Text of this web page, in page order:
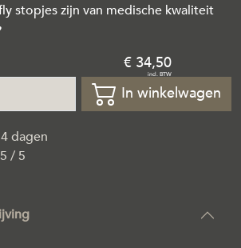
stopjes zijn van medische kwaliteit
34,50
In winkelwagen
dagen
5 / 5